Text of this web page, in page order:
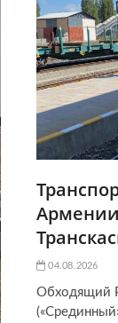
Армении
04.08.2026
Обходящий